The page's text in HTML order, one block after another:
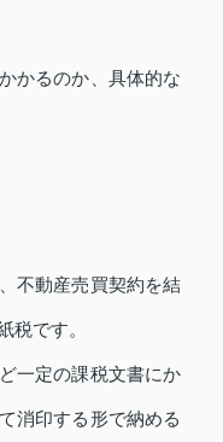
かるのか、具体的な
不動産売買契約を結
税です。
一定の課税文書にか
消印する形で納める